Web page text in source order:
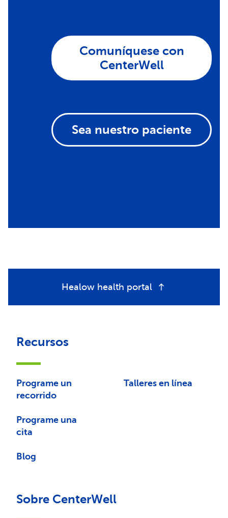
Comuníquese con
CenterWell
Sea nuestro paciente
Healow health portal
Recursos
Programe un
recorrido
Programe una
cita
Blog
Talleres en línea
Sobre CenterWell